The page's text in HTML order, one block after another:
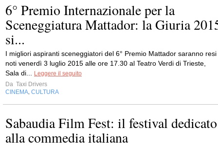
6° Premio Internazionale per la
Sceneggiatura Mattador: la Giuria
si...
I migliori aspiranti sceneggiatori del 6° Premio Mattador saranno resi
noti venerdì 3 luglio 2015 alle ore 17.30 al Teatro Verdi di Trieste,
Sala di...
Leggere il seguito
Da Taxi Drivers
CINEMA CULTURA
Sabaudia Film Fest: il festival dedicato
alla commedia italiana